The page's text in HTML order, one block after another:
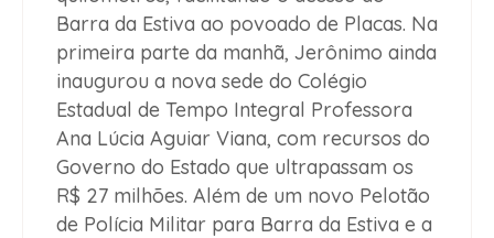
Barra da Estiva ao povoado de Placas. Na
primeira parte da manhã, Jerônimo ainda
inaugurou a nova sede do Colégio
Estadual de Tempo Integral Professora
Ana Lúcia Aguiar Viana, com recursos do
Governo do Estado que ultrapassam os
R$ 27 milhões. Além de um novo Pelotão
de Polícia Militar para Barra da Estiva e a